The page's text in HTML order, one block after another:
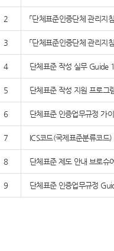
2 「단체표준인증단체 관리지
3 「단체표준인증단체 관리지
4 단체표준 작성 실무 Guide
5 단체표준 작성 지원 프로
6 단체표준 인증업무규정 가
7 ICS코드(국제표준분류코드
8 단체표준 제도 안내 브로슈
9 단체표준 인증업무규정